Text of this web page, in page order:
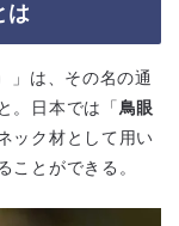
は
」は、その名の通
。日本では「鳥眼
ック材として用い
ことができる。